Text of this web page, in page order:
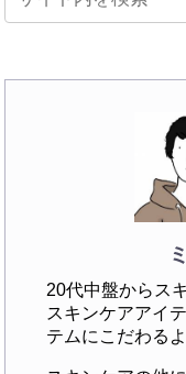
20代中盤からス
スキンケアアイ
テムにこだわる